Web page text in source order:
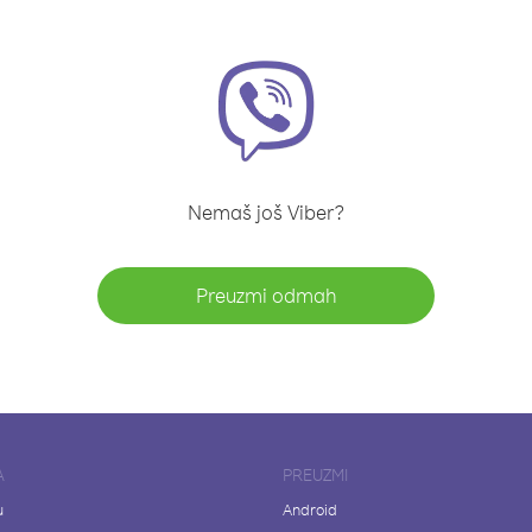
Nemaš još Viber?
Preuzmi odmah
PREUZMI
Android